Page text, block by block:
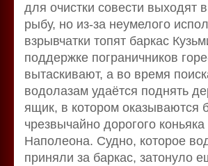
для очистки совести выходят
рыбу, но из-за неумелого
взрывчатки топят баркас
поддержке пограничников
вытаскивают, а во время
водолазам удаётся поднять
ящик, в котором оказываются
чрезвычайно дорогого
Наполеона. Судно, которое
приняли за баркас, затонуло